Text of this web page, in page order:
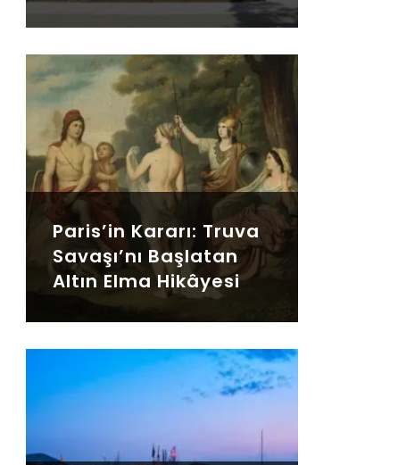
Paris’in Kararı: Truva
Savaşı’nı Başlatan
Altın Elma Hikâyesi